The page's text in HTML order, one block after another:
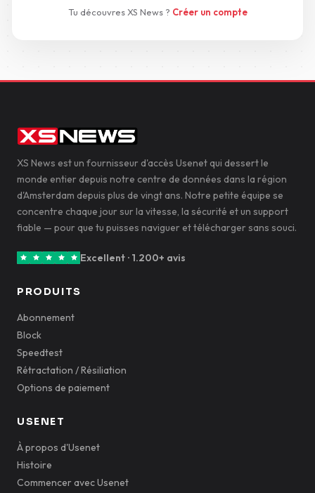
Tu découvres XS News ? Créer un compte
XS News est un fournisseur d'accès Usenet qui dessert le
monde entier depuis notre centre de données dans la région
d'Amsterdam depuis plus de vingt ans. Notre petite équipe se
concentre chaque jour sur la vitesse, la sécurité et un support
fiable — pour que tu puisses naviguer et télécharger sans souci.
Excellent · 1.200+ avis
PRODUITS
Abonnement
Block
Speedtest
Rétractation / Résiliation
Options de paiement
USENET
À propos d'Usenet
Histoire
Commencer avec Usenet